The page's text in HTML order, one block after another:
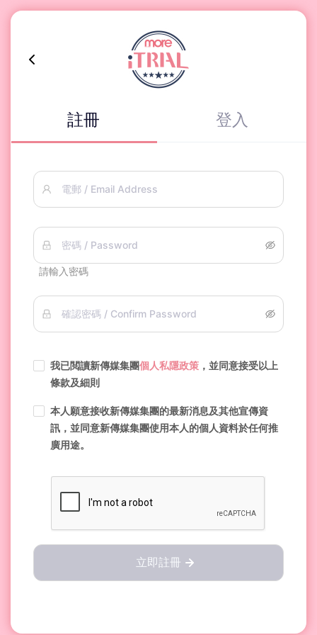
註冊 登入
電郵 / Email Address
密碼 / Password
請輸入密碼
確認密碼 / Confirm Password
我已閲讀新傳媒集團個人私隱政策 ，並同意接受以上
條款及細則
本人願意接收新傳媒集團的最新消息及其他宣傳資
訊，並同意新傳媒集團使用本人的個人資料於任何推
廣用途。
立即註冊